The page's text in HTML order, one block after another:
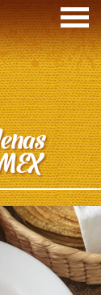
comadre
tu familia